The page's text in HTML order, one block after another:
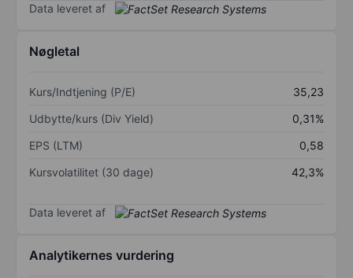
Data leveret af
Nøgletal
Kurs/Indtjening (P/E)
35,23
Udbytte/kurs (Div Yield)
0,31%
EPS (LTM)
0,58
Kursvolatilitet (30 dage)
42,3%
Data leveret af
Analytikernes vurdering